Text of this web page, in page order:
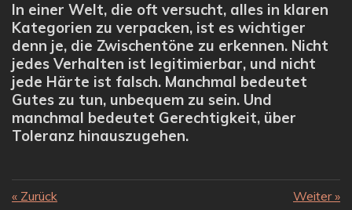
In einer Welt, die oft versucht, alles in klaren
Kategorien zu verpacken, ist es wichtiger
denn je, die Zwischentöne zu erkennen. Nicht
jedes Verhalten ist legitimierbar, und nicht
jede Härte ist falsch. Manchmal bedeutet
Gutes zu tun, unbequem zu sein. Und
manchmal bedeutet Gerechtigkeit, über
Toleranz hinauszugehen.
« Zurück Weiter»